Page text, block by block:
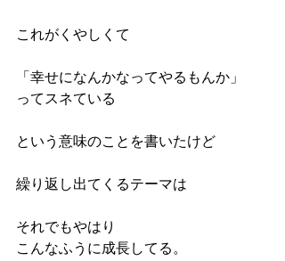
これがくやしくて
「幸せになんかなってやるもんか」
ってスネている
という意味のことを書いたけど
繰り返し出てくるテーマは
それでもやはり
こんなふうに成長してる。